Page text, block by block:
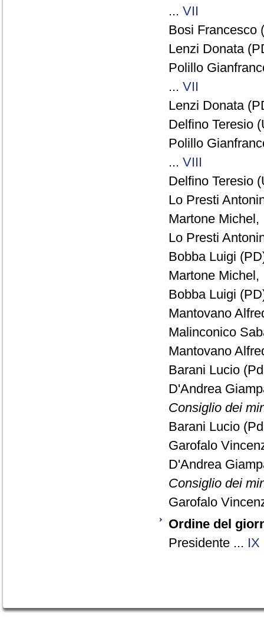
... VII
Bosi Francesco
Lenzi Donata
Polillo
... VII
Lenzi Donata
Delfino Teresio
Polillo
... VIII
Delfino Teresio
Lo Presti
Martone Michel,
Lo Presti
Bobba Luigi
Martone Michel,
Bobba Luigi
Mantovano
Malinconico
Mantovano
Barani Lucio
D'Andrea
Consiglio dei
Barani Lucio
Garofalo
D'Andrea
Consiglio dei
Garofalo
Ordine del
Presidente ... IX